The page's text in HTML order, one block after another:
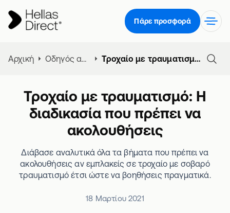
Πάρε προσφορά
Αρχική Οδηγός ασφάλειας αυτοκινήτου Τροχαίο με τραυματισμό: Η διαδικασία που πρέπει να ακολουθήσεις
Τροχαίο με τραυματισμό: Η
διαδικασία που πρέπει να
ακολουθήσεις
Διάβασε αναλυτικά όλα τα βήματα που πρέπει να
ακολουθήσεις αν εμπλακείς σε τροχαίο με σοβαρό
τραυματισμό έτσι ώστε να βοηθήσεις πραγματικά.
18 Μαρτίου 2021